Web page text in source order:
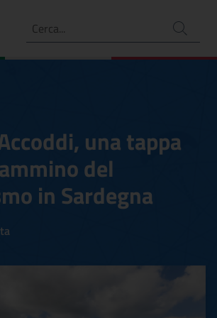
Ricerca
una tappa
del
in Sardegna
una